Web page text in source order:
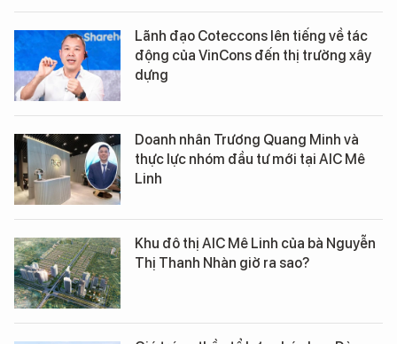
Lãnh đạo Coteccons lên tiếng về tác
động của VinCons đến thị trường xây
dựng
Doanh nhân Trương Quang Minh và
thực lực nhóm đầu tư mới tại AIC Mê
Linh
Khu đô thị AIC Mê Linh của bà Nguyễn
Thị Thanh Nhàn giờ ra sao?